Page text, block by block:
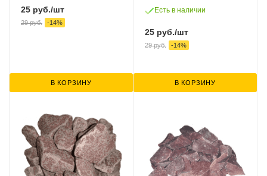
25 руб./шт
29руб. -14%
В КОРЗИНУ
Есть в наличии
25 руб./шт
29руб. -14%
В КОРЗИНУ